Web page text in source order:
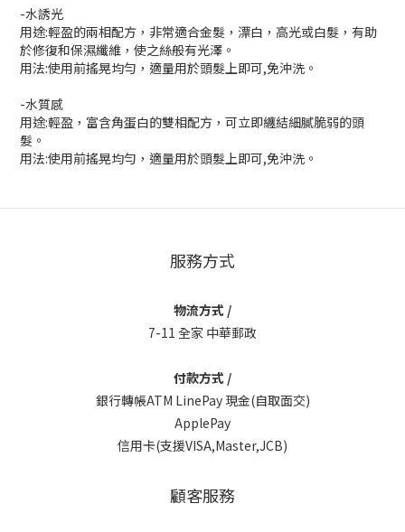
-水誘光
用途:輕盈的兩相配方，非常適合金髮，漂白，高光或白髮，有助
於修復和保濕纖維，使之絲般有光澤。
用法:使用前搖晃均勻，適量用於頭髮上即可,免沖洗。
-水質感
用途:輕盈，富含角蛋白的雙相配方，可立即纏結細膩脆弱的頭
髮。
用法:使用前搖晃均勻，適量用於頭髮上即可,免沖洗。
服務方式
物流方式 /
7-11 全家 中華郵政
付款方式 /
銀行轉帳ATM LinePay 現金(自取面交)
ApplePay
信用卡(支援VISA,Master,JCB)
顧客服務